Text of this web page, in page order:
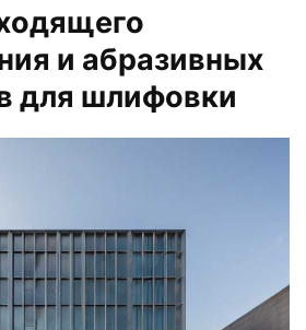
и абразивных
для шлифовки